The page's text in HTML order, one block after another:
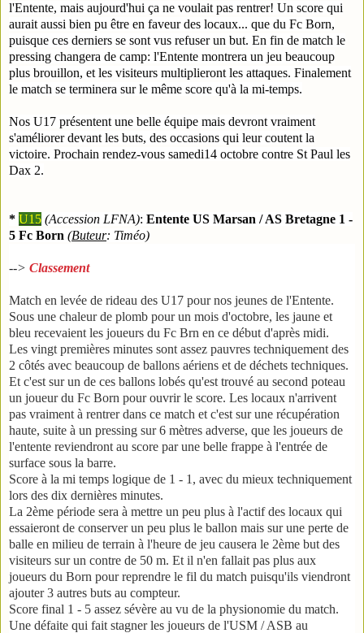
l'Entente, mais aujourd'hui ça ne voulait pas rentrer! Un score qui
aurait aussi bien pu être en faveur des locaux... que du Fc Born,
puisque ces derniers se sont vus refuser un but. En fin de match le
pressing changera de camp: l'Entente montrera un jeu beaucoup
plus brouillon, et les visiteurs multiplieront les attaques. Finalement
le match se terminera sur le même score qu'à la mi-temps.
Nos U17 présentent une belle équipe mais devront vraiment
s'améliorer devant les buts, des occasions qui leur coutent la
victoire. Prochain rendez-vous samedi14 octobre contre St Paul les
Dax 2.
* U15 (Accession LFNA): Entente US Marsan / AS Bretagne 1 -
5 Fc Born (Buteur: Timéo)
--> Classement
Match en levée de rideau des U17 pour nos jeunes de l'Entente.
Sous une chaleur de plomb pour un mois d'octobre, les jaune et
bleu recevaient les joueurs du Fc Brn en ce début d'après midi.
Les vingt premières minutes sont assez pauvres techniquement des
2 côtés avec beaucoup de ballons aériens et de déchets techniques.
Et c'est sur un de ces ballons lobés qu'est trouvé au second poteau
un joueur du Fc Born pour ouvrir le score. Les locaux n'arrivent
pas vraiment à rentrer dans ce match et c'est sur une récupération
haute, suite à un pressing sur 6 mètres adverse, que les joueurs de
l'entente reviendront au score par une belle frappe à l'entrée de
surface sous la barre.
Score à la mi temps logique de 1 - 1, avec du mieux techniquement
lors des dix dernières minutes.
La 2ème période sera à mettre un peu plus à l'actif des locaux qui
essaieront de conserver un peu plus le ballon mais sur une perte de
balle en milieu de terrain à l'heure de jeu causera le 2ème but des
visiteurs sur un contre de 50 m. Et il n'en fallait pas plus aux
joueurs du Born pour reprendre le fil du match puisqu'ils viendront
ajouter 3 autres buts au compteur.
Score final 1 - 5 assez sévère au vu de la physionomie du match.
Une défaite qui fait stagner les joueurs de l'USM / ASB au